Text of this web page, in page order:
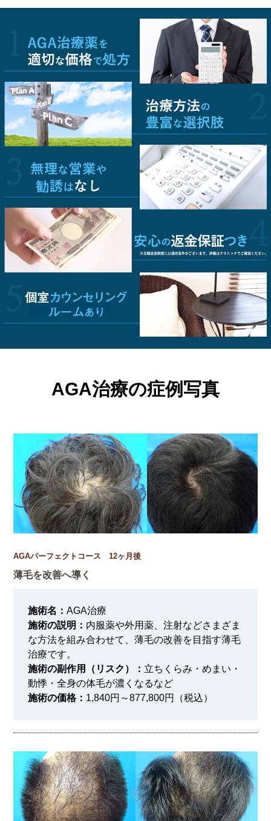
AGA治療の症例写真
AGAパーフェクトコース 12ヶ月後
薄毛を改善へ導く
施術名：AGA治療
施術の説明： 内服薬や外用薬、注射などさまざま
な方法を組み合わせて、薄毛の改善を目指す薄毛
治療です。
施術の副作用（リスク）： 立ちくらみ・めまい・
動悸・全身の体毛が濃くなるなど
施術の価格： 1,840円～877,800円（税込）